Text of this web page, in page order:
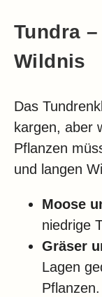
Tundra
Wildnis
Das
kargen, aber
Pflanzen
und langen
Moose
niedrige
Gräser
Lagen
Pflanzen.